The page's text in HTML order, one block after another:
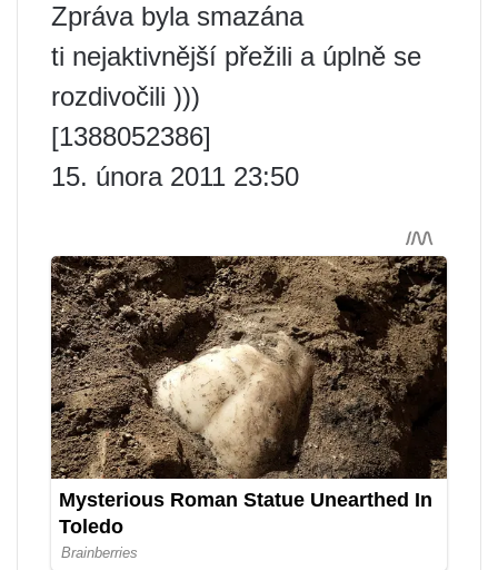
Zpráva byla smazána
ti nejaktivnější přežili a úplně se
rozdivočili )))
[1388052386]
15. února 2011 23:50